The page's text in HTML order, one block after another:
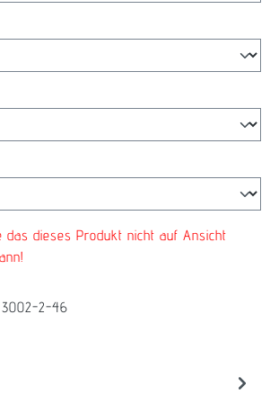
das dieses Produkt nicht auf Ansicht
3002-2-46